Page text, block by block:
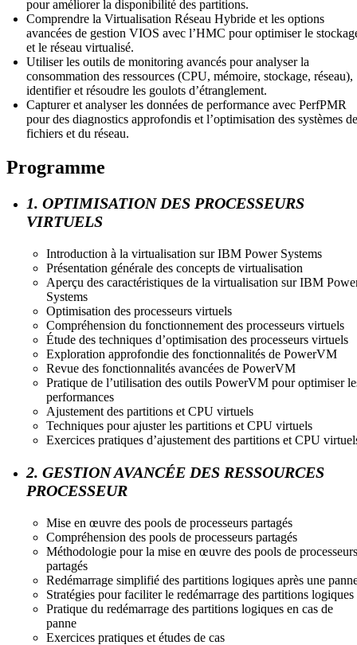
pour améliorer la disponibilité des partitions.
Comprendre la Virtualisation Réseau Hybride et les options
avancées de gestion VIOS avec l’HMC pour optimiser le
et le réseau virtualisé.
Utiliser les outils de monitoring avancés pour analyser la
consommation des ressources (CPU, mémoire, stockage, réseau),
identifier et résoudre les goulots d’étranglement.
Capturer et analyser les données de performance avec PerfPMR
pour des diagnostics approfondis et l’optimisation des systèmes de
fichiers et du réseau.
Programme
1. OPTIMISATION DES PROCESSEURS
VIRTUELS
Introduction à la virtualisation sur IBM Power Systems
Présentation générale des concepts de virtualisation
Aperçu des caractéristiques de la virtualisation sur IBM
Systems
Optimisation des processeurs virtuels
Compréhension du fonctionnement des processeurs virtuels
Étude des techniques d’optimisation des processeurs virtuels
Exploration approfondie des fonctionnalités de PowerVM
Revue des fonctionnalités avancées de PowerVM
Pratique de l’utilisation des outils PowerVM pour optimiser
performances
Ajustement des partitions et CPU virtuels
Techniques pour ajuster les partitions et CPU virtuels
Exercices pratiques d’ajustement des partitions et CPU
2. GESTION AVANCÉE DES RESSOURCES
PROCESSEUR
Mise en œuvre des pools de processeurs partagés
Compréhension des pools de processeurs partagés
Méthodologie pour la mise en œuvre des pools de processeurs
partagés
Redémarrage simplifié des partitions logiques après une
Stratégies pour faciliter le redémarrage des partitions logiques
Pratique du redémarrage des partitions logiques en cas de
panne
Exercices pratiques et études de cas